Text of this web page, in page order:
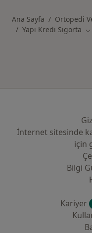
Ana Sayfa Ortopedi
Yapı Kredi Sigorta
İnternet sitesinde
i̇çin
Bilgi
Kariyer